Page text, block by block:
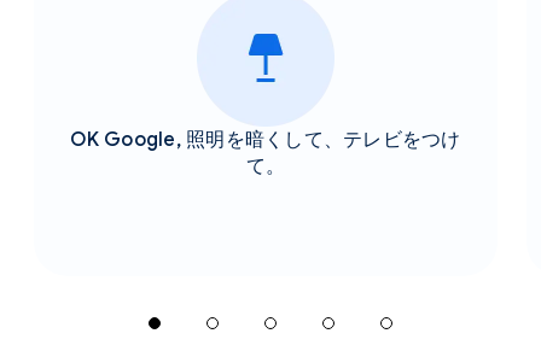
OK Google, 照明を暗くして、テレビをつけ
て。